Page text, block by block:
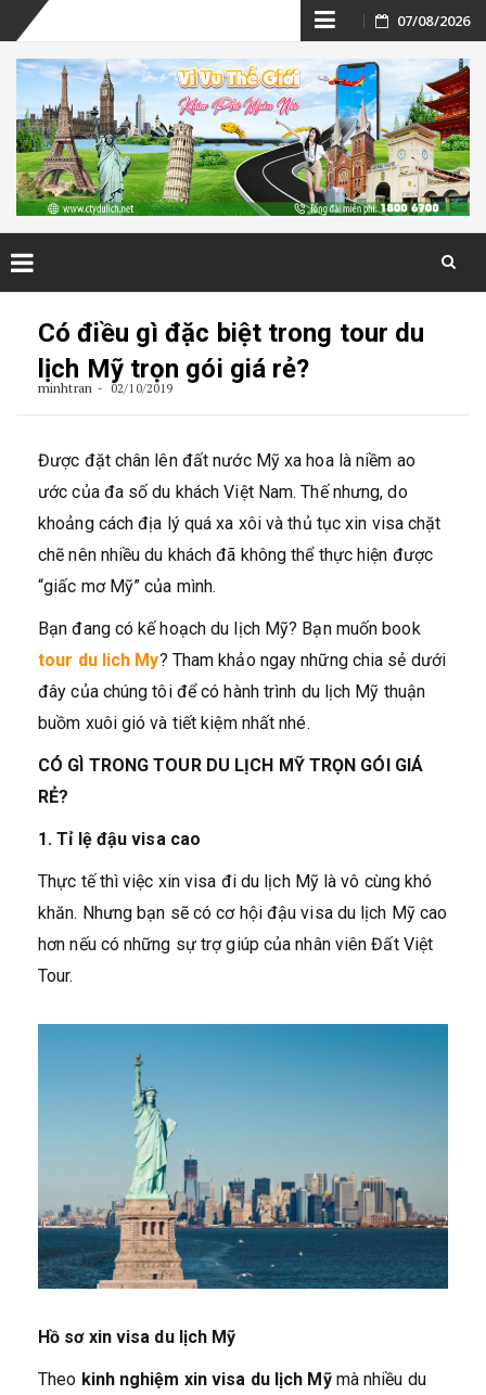
Skip
to
content
07/08/2026
Có điều gì đặc biệt trong tour du
lịch Mỹ trọn gói giá rẻ?
minhtran 02/10/2019
Được đặt chân lên đất nước Mỹ xa hoa là niềm ao
ước của đa số du khách Việt Nam. Thế nhưng, do
khoảng cách địa lý quá xa xôi và thủ tục xin visa chặt
chẽ nên nhiều du khách đã không thể thực hiện được
“giấc mơ Mỹ” của mình.
Bạn đang có kế hoạch du lịch Mỹ? Bạn muốn book
tour du lich My? Tham khảo ngay những chia sẻ dưới
đây của chúng tôi để có hành trình du lịch Mỹ thuận
buồm xuôi gió và tiết kiệm nhất nhé.
CÓ GÌ TRONG TOUR DU LỊCH MỸ TRỌN GÓI GIÁ
RẺ?
1. Tỉ lệ đậu visa cao
Thực tế thì việc xin visa đi du lịch Mỹ là vô cùng khó
khăn. Nhưng bạn sẽ có cơ hội đậu visa du lịch Mỹ cao
hơn nếu có những sự trợ giúp của nhân viên Đất Việt
Tour.
Hồ sơ xin visa du lịch Mỹ
Theo kinh nghiệm xin visa du lịch Mỹmà nhiều du